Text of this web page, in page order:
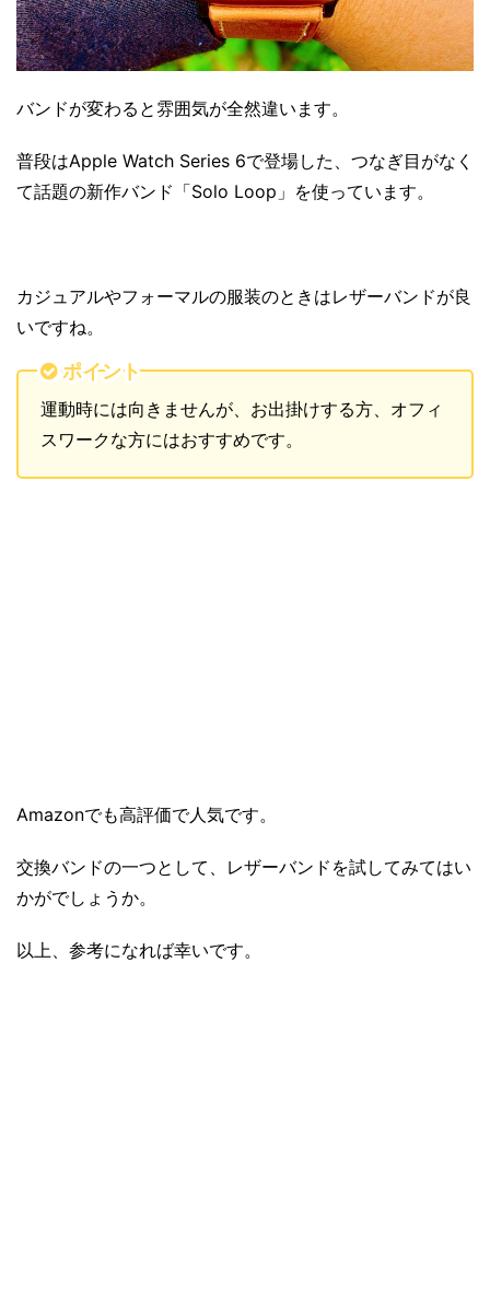
バンドが変わると雰囲気が全然違います。
普段はApple Watch Series 6で登場した、つなぎ目がなく
て話題の新作バンド「Solo Loop」を使っています。
カジュアルやフォーマルの服装のときはレザーバンドが良
いですね。
ポイント
運動時には向きませんが、お出掛けする方、オフィ
スワークな方にはおすすめです。
Amazonでも高評価で人気です。
交換バンドの一つとして、レザーバンドを試してみてはい
かがでしょうか。
以上、参考になれば幸いです。